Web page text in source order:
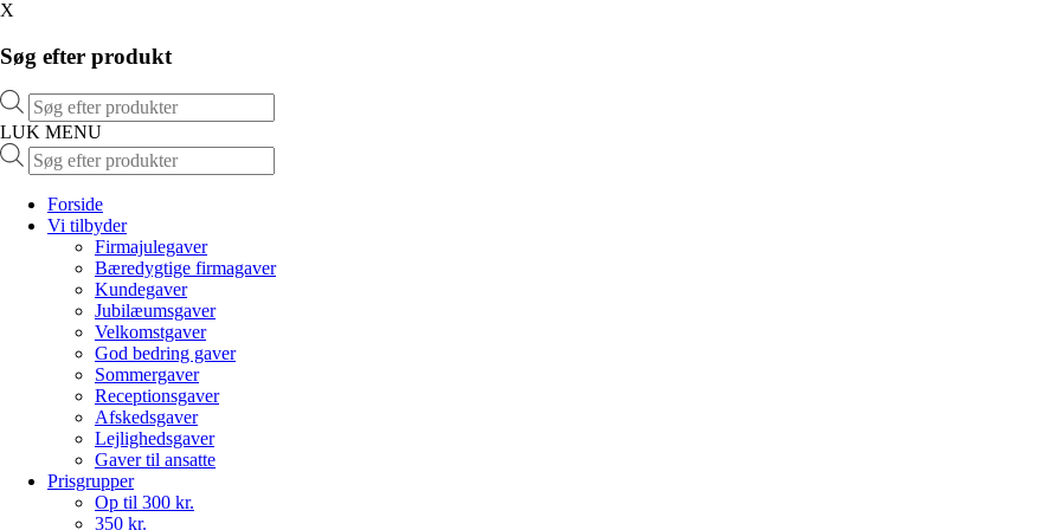
X
Søg efter produkt
Products
search
LUK MENU
Products
search
Forside
Vi tilbyder
Firmajulegaver
Bæredygtige firmagaver
Kundegaver
Jubilæumsgaver
Velkomstgaver
God bedring gaver
Sommergaver
Receptionsgaver
Afskedsgaver
Lejlighedsgaver
Gaver til ansatte
Prisgrupper
Op til 300 kr.
350 kr.